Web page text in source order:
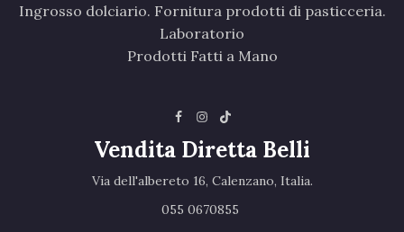
Ingrosso dolciario. Fornitura prodotti di pasticceria.
Laboratorio
Prodotti Fatti a Mano
Vendita Diretta Belli
Via dell'albereto 16, Calenzano, Italia.‎
055 0670855 ‎